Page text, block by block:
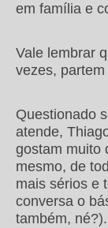
em família e
Vale lembrar
vezes,
Questionado
atende,
gostam muito
mesmo, de
mais sérios e
conversa o
também, né?).